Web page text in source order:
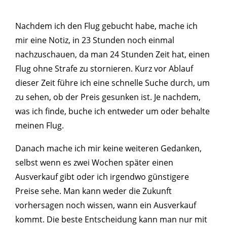
Nachdem ich den Flug gebucht habe, mache ich
mir eine Notiz, in 23 Stunden noch einmal
nachzuschauen, da man 24 Stunden Zeit hat, einen
Flug ohne Strafe zu stornieren. Kurz vor Ablauf
dieser Zeit führe ich eine schnelle Suche durch, um
zu sehen, ob der Preis gesunken ist. Je nachdem,
was ich finde, buche ich entweder um oder behalte
meinen Flug.
Danach mache ich mir keine weiteren Gedanken,
selbst wenn es zwei Wochen später einen
Ausverkauf gibt oder ich irgendwo günstigere
Preise sehe. Man kann weder die Zukunft
vorhersagen noch wissen, wann ein Ausverkauf
kommt. Die beste Entscheidung kann man nur mit